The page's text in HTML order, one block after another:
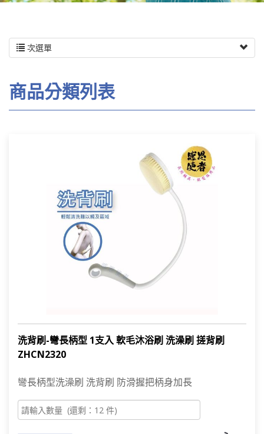
次選單
商品分類列表
洗背刷-彎長柄型 1支入 軟毛沐浴刷 洗澡刷 搓背刷
ZHCN2320
彎長柄型洗澡刷 洗背刷 防滑握把柄身加長